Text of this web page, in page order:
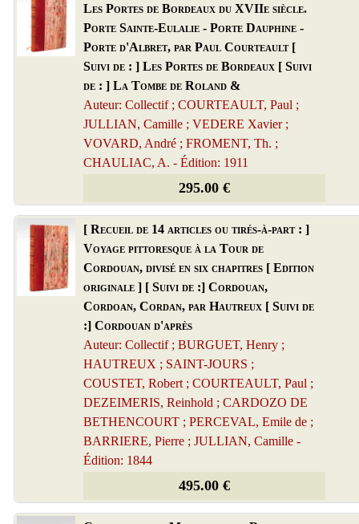
Les Portes de Bordeaux du XVIIe siècle.
Porte Sainte-Eulalie - Porte Dauphine -
Porte d'Albret, par Paul Courteault [
Suivi de : ] Les Portes de Bordeaux [ Suivi
de : ] La Tombe de Roland &
Auteur: Collectif ; COURTEAULT, Paul ;
JULLIAN, Camille ; VEDERE Xavier ;
VOVARD, André ; FROMENT, Th. ;
CHAULIAC, A. - Édition: 1911
295.00 €
[ Recueil de 14 articles ou tirés-à-part : ]
Voyage pittoresque à la Tour de
Cordouan, divisé en six chapitres [ Edition
originale ] [ Suivi de :] Cordouan,
Cordoan, Cordan, par Hautreux [ Suivi de
:] Cordouan d'après
Auteur: Collectif ; BURGUET, Henry ;
HAUTREUX ; SAINT-JOURS ;
COUSTET, Robert ; COURTEAULT, Paul ;
DEZEIMERIS, Reinhold ; CARDOZO DE
BETHENCOURT ; PERCEVAL, Emile de ;
BARRIERE, Pierre ; JULLIAN, Camille -
Édition: 1844
495.00 €